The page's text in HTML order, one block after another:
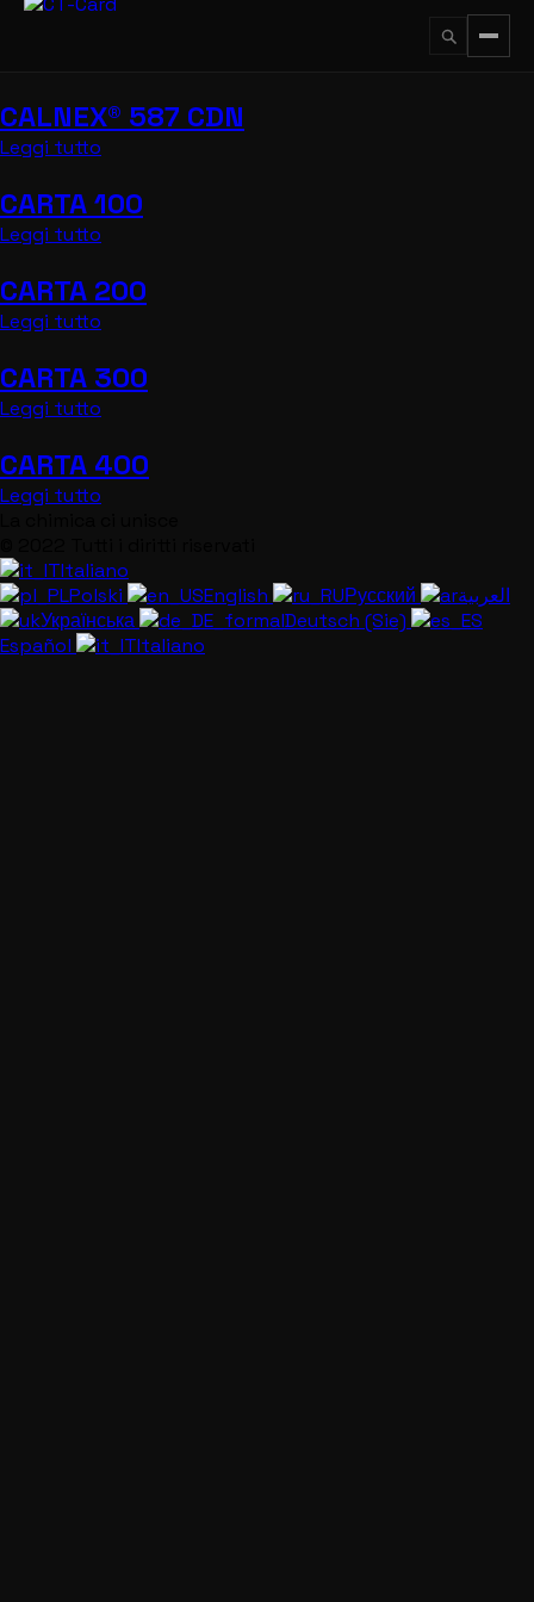
Vai
CALNEX® 587 CDN
Leggi tutto
CARTA 100
Leggi tutto
CARTA 200
Leggi tutto
CARTA 300
Leggi tutto
CARTA 400
Leggi tutto
Italiano
Polski
English Русский
العربية
Українська
Deutsch (Sie)
Español
Italiano